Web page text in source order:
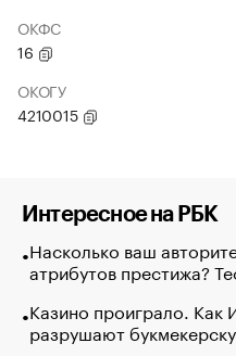
ОКФС
16
ОКОГУ
4210015
Интересное на РБК
Насколько ваш
атрибутов престижа?
Казино проиграло. Как
разрушают